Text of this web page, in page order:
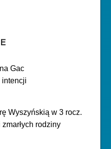
Gac
intencji
Wyszyńskią w 3 rocz.
rodziny